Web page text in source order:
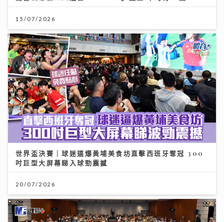
15/07/2026
世界盃決賽｜球迷逼爆黃埔美食坊直擊西班牙奪冠 300
吋巨型大屏幕睇入球勁震撼
20/07/2026